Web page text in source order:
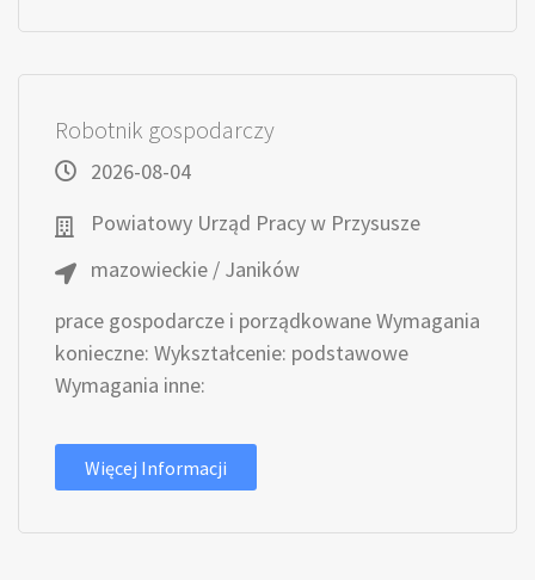
Robotnik gospodarczy
2026-08-04
Powiatowy Urząd Pracy w Przysusze
mazowieckie / Janików
prace gospodarcze i porządkowane Wymagania
konieczne: Wykształcenie: podstawowe
Wymagania inne:
Więcej Informacji